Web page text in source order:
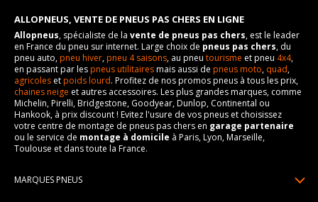
ALLOPNEUS, VENTE DE PNEUS PAS CHERS EN LIGNE
Allopneus, spécialiste de la vente de pneus pas chers, est le leader
en France du pneu sur internet. Large choix de pneus pas chers, du
pneu auto,pneu hiver,pneu 4 saisons, au pneu tourisme et pneu 4x4,
en passant par lespneus utilitairesmais aussi de pneus moto, quad,
agricoles etpoids lourd. Profitez de nos promos pneus à tous les prix,
chaines neige et autres accessoires. Les plus grandes marques, comme
Michelin, Pirelli, Bridgestone, Goodyear, Dunlop, Continental ou
Hankook, à prix discount ! Evitez l'usure de vos pneus et choisissez
votre centre de montage de pneus pas chers en garage partenaire
ou le service de montage à domicile à Paris, Lyon, Marseille,
Toulouse et dans toute la France.
MARQUES PNEUS